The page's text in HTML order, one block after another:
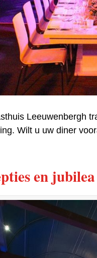
Leeuwenbergh
Wilt u uw diner
en jubilea